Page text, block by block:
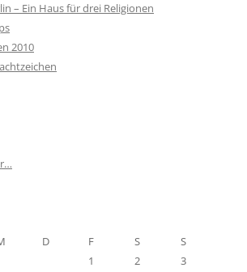
– Ein Haus für drei Religionen
2010
D F S
S
1
2
3